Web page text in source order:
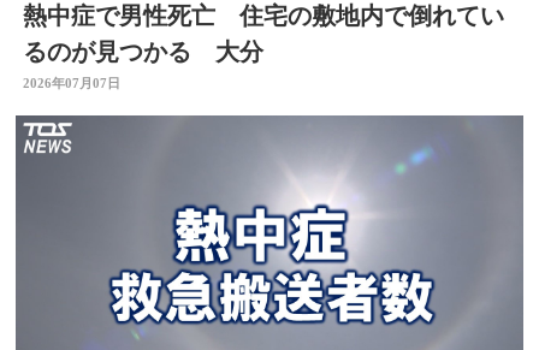
熱中症で男性死亡 住宅の敷地内で倒れてい
るのが見つかる 大分
2026年07月07日